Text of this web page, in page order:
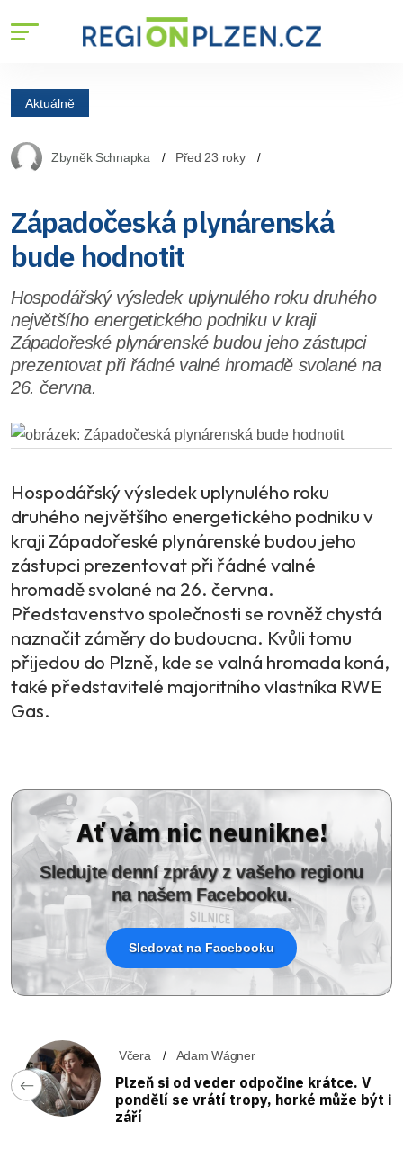
Aktuálně
Zbyněk Schnapka Před 23 roky
Západočeská plynárenská
bude hodnotit
Hospodářský výsledek uplynulého roku druhého
největšího energetického podniku v kraji
Západořeské plynárenské budou jeho zástupci
prezentovat při řádné valné hromadě svolané na
26. června.
Hospodářský výsledek uplynulého roku
druhého největšího energetického podniku v
kraji Západořeské plynárenské budou jeho
zástupci prezentovat při řádné valné
hromadě svolané na 26. června.
Představenstvo společnosti se rovněž chystá
naznačit záměry do budoucna. Kvůli tomu
přijedou do Plzně, kde se valná hromada koná,
také představitelé majoritního vlastníka RWE
Gas.
Ať vám nic neunikne!
Sledujte denní zprávy z vašeho regionu
na našem Facebooku.
Sledovat na Facebooku
Včera Adam Wágner
Plzeň si od veder odpočine krátce. V
pondělí se vrátí tropy, horké může být i
září